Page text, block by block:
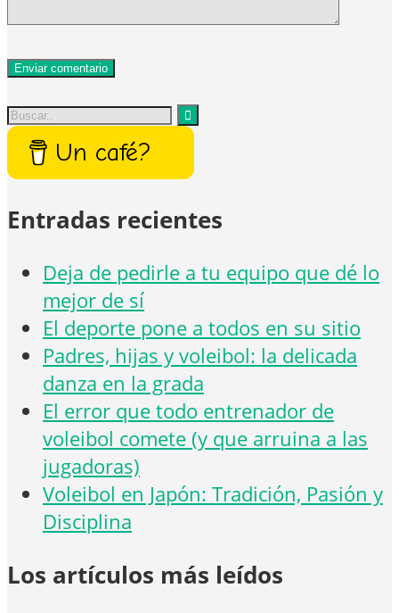
Un café?
Entradas recientes
Deja de pedirle a tu equipo que dé lo
mejor de sí
El deporte pone a todos en su sitio
Padres, hijas y voleibol: la delicada
danza en la grada
El error que todo entrenador de
voleibol comete (y que arruina a las
jugadoras)
Voleibol en Japón: Tradición, Pasión y
Disciplina
Los artículos más leídos